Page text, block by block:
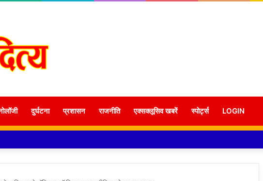
दुर्घटना प्रशासन राजनीति एक्सक्लूसिव खबरें स्पोर्ट्स LOGIN